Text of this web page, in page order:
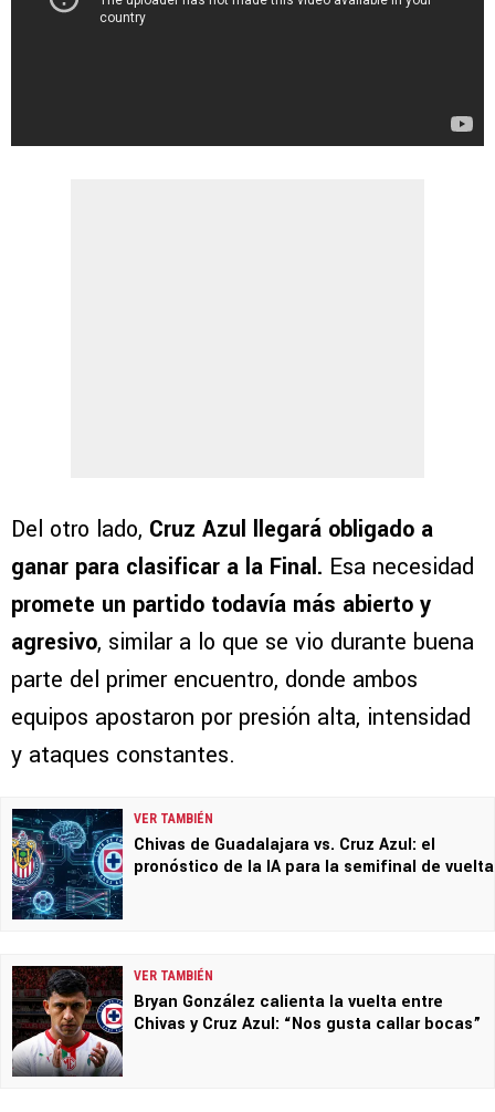
Del otro lado, Cruz Azul llegará obligado a
ganar para clasificar a la Final. Esa necesidad
promete un partido todavía más abierto y
agresivo, similar a lo que se vio durante buena
parte del primer encuentro, donde ambos
equipos apostaron por presión alta, intensidad
y ataques constantes.
VER TAMBIÉN
Chivas de Guadalajara vs. Cruz Azul: el
pronóstico de la IA para la semifinal de vuelta
VER TAMBIÉN
Bryan González calienta la vuelta entre
Chivas y Cruz Azul: “Nos gusta callar bocas”